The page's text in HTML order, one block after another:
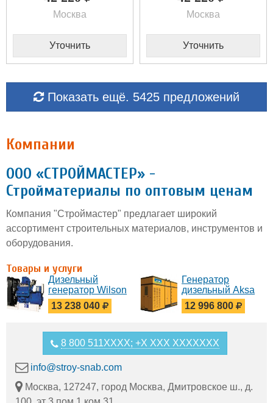
Москва
Уточнить
Москва
Уточнить
Показать ещё. 5425 предложений
Компании
ООО «СТРОЙМАСТЕР» -
Стройматериалы по оптовым ценам
Компания "Строймастер" предлагает широкий
ассортимент строительных материалов, инструментов и
оборудования.
Товары и услуги
Дизельный
генератор Wilson
P1500P3
13 238 040
Генератор
дизельный Aksa
AC 1100 в кожухе
12 996 800
8 800 511XXXX; +X XXX XXXXXXX
info@stroy-snab.com
Москва, 127247, город Москва, Дмитровское ш., д.